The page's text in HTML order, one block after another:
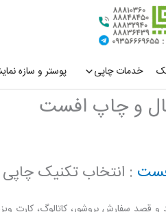
خدمات چاپی پوستر و سازه
و چاپ افست
: انتخاب تکنیک